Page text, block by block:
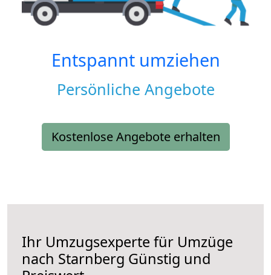
Entspannt umziehen
Persönliche Angebote
Kostenlose Angebote erhalten
Ihr Umzugsexperte für Umzüge
nach Starnberg Günstig und